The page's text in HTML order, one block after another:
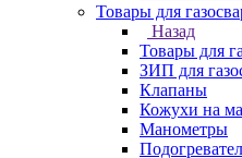
Товары для
Назад
Товары для
ЗИП для
Клапаны
Кожухи на
Манометры